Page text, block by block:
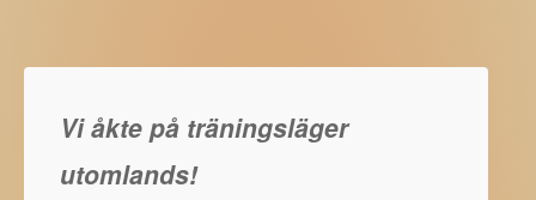
Vi åkte på träningsläger
utomlands!